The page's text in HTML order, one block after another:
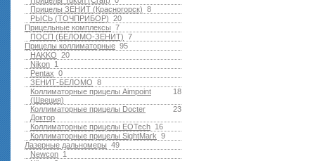
8
Прицелы ЗЕНИТ (Красногорск)
20
РЫСЬ (ТОЧПРИБОР)
7
Прицельные комплексы
7
ПОСП (БЕЛОМО-ЗЕНИТ)
95
Прицелы коллиматорные
20
HAKKO
1
Nikon
0
Pentax
8
ЗЕНИТ-БЕЛОМО
18
Коллиматорные прицелы Aimpoint
(Швеция)
23
Коллиматорные прицелы Docter
Доктор
16
Коллиматорные прицелы EOTech
9
Коллиматорные прицелы SightMark
49
Лазерные дальномеры
1
Newcon